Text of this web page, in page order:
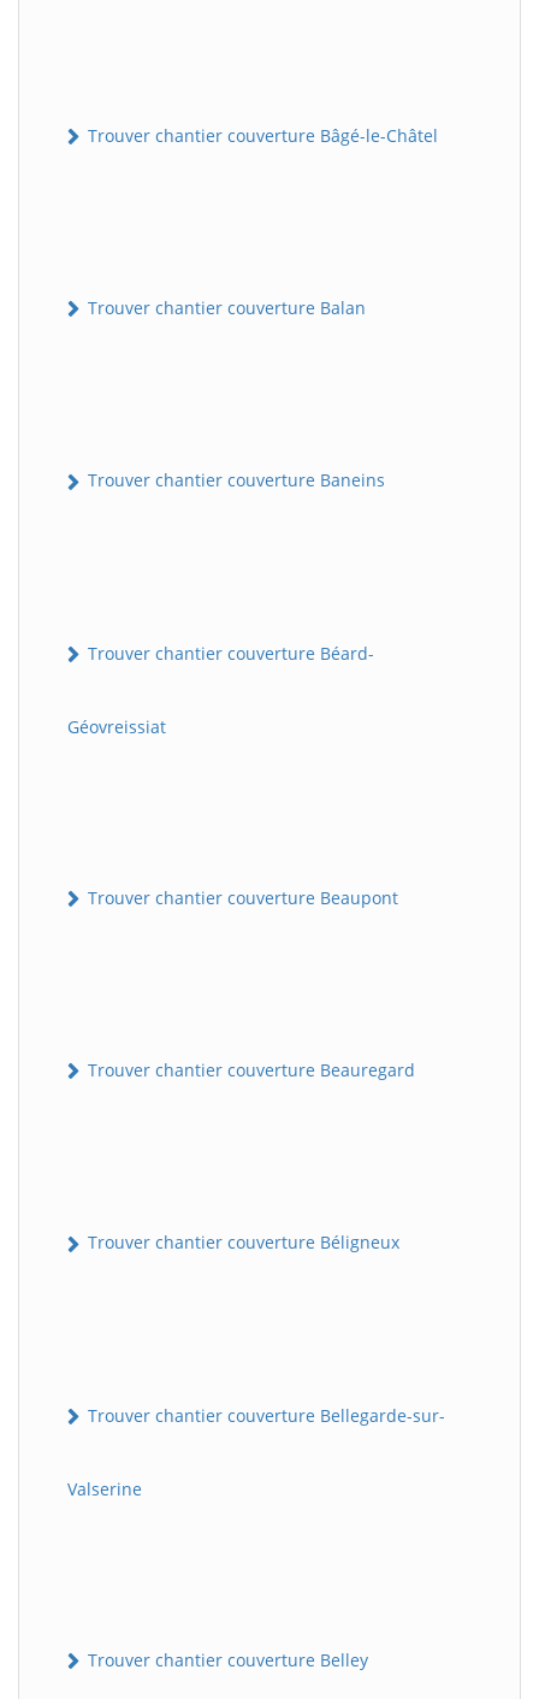
Trouver chantier couverture Bâgé-le-Châtel
Trouver chantier couverture Balan
Trouver chantier couverture Baneins
Trouver chantier couverture Béard-
Géovreissiat
Trouver chantier couverture Beaupont
Trouver chantier couverture Beauregard
Trouver chantier couverture Béligneux
Trouver chantier couverture Bellegarde-sur-
Valserine
Trouver chantier couverture Belley